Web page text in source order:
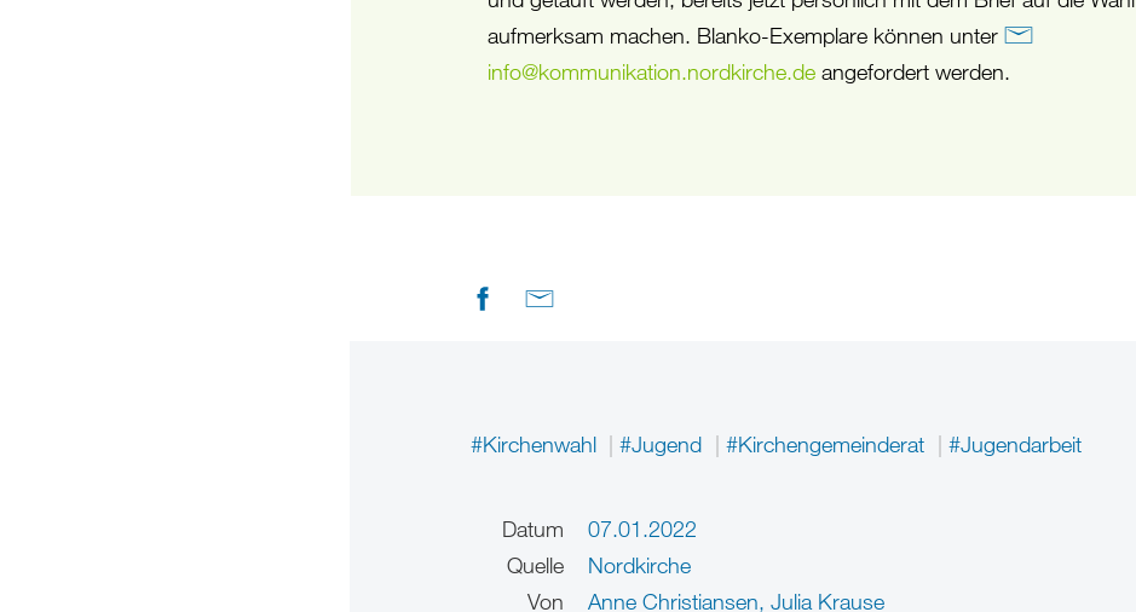
aufmerksam machen. Blanko-Exemplare können unter
info@kommunikation.nordkirche.de angefordert werden.
#Kirchenwahl #Jugend #Kirchengemeinderat #Jugendarbeit
Datum
07.01.2022
Quelle
Nordkirche
Von
Anne Christiansen,Julia Krause